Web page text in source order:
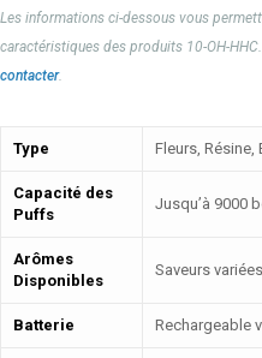
Les informations ci-dessous vous
caractéristiques des produits 10-OH-
contacter.
Type Fleurs,
Capacité des
Puffs
Jusqu’à 9000
Arômes
Disponibles
Saveurs
Batterie Rechargeable